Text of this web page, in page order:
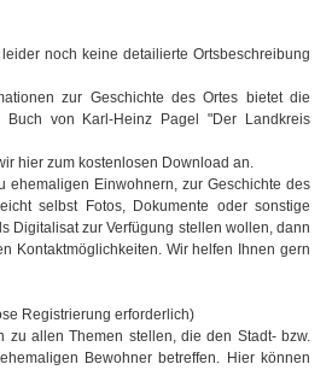
noch keine detailierte Ortsbeschreibung
zur Geschichte des Ortes bietet die
Buch von Karl-Heinz Pagel "Der Landkreis
hier zum kostenlosen Download an.
ehemaligen Einwohnern, zur Geschichte des
selbst Fotos, Dokumente oder sonstige
Digitalisat zur Verfügung stellen wollen, dann
Kontaktmöglichkeiten. Wir helfen Ihnen gern
Registrierung erforderlich)
zu allen Themen stellen, die den Stadt- bzw.
Bewohner betreffen. Hier können